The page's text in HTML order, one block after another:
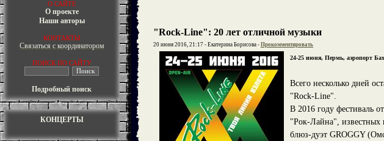
О САЙТЕ
О проекте
Наши авторы
КОНТАКТЫ
Связаться с координатором
ПОИСК ПО САЙТУ
Подробный поиск
КОНЦЕРТЫ
"Rock-Line": 20 лет отличной музыки
20 июня 2016, 21:17 - Екатерина Борисова - Прокомментировать
24-25 июня, Пермь, аэропорт
Всего несколько дней
"Rock-Line".
В 2016 году фестиваль
"Рок-Лайна", известных
блюз-дуэт GROGGY